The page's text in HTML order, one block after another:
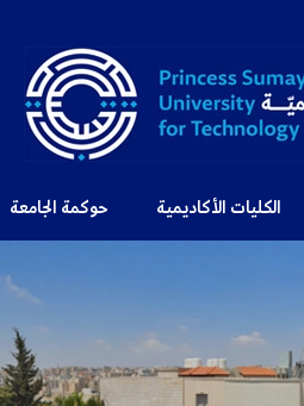
الكليات الأكاديمية حوكمة الجامعة